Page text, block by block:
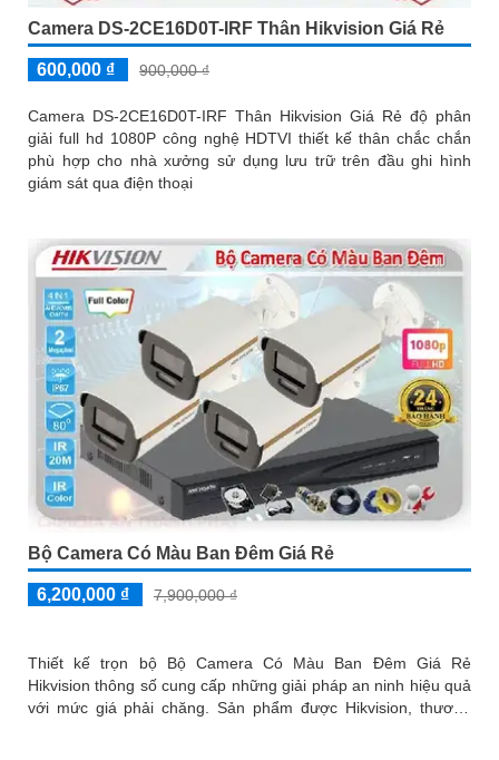
Camera DS-2CE16D0T-IRF Thân Hikvision Giá Rẻ
600,000 ₫ 900,000 ₫
Camera DS-2CE16D0T-IRF Thân Hikvision Giá Rẻ độ phân
giải full hd 1080P công nghệ HDTVI thiết kế thân chắc chắn
phù hợp cho nhà xưởng sử dụng lưu trữ trên đầu ghi hình
giám sát qua điện thoại
Bộ Camera Có Màu Ban Đêm Giá Rẻ
6,200,000 ₫ 7,900,000 ₫
Thiết kế trọn bộ Bộ Camera Có Màu Ban Đêm Giá Rẻ
Hikvision thông số cung cấp những giải pháp an ninh hiệu quả
với mức giá phải chăng. Sản phẩm được Hikvision, thương